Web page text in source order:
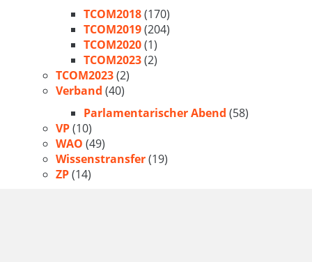
TCOM2018(170)
TCOM2019(204)
TCOM2020(1)
TCOM2023(2)
TCOM2023(2)
Verband (40)
Parlamentarischer Abend (58)
VP(10)
WAO (49)
Wissenstransfer(19)
ZP(14)